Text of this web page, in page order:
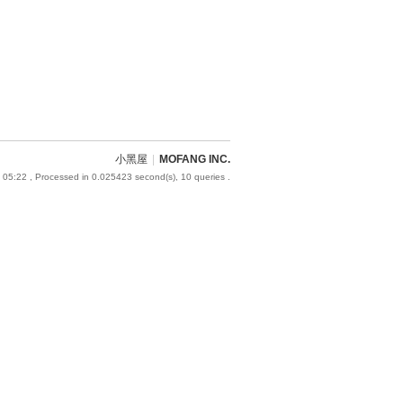
小黑屋 MOFANG INC.
05:22 , Processed in 0.025423 second(s), 10 queries .